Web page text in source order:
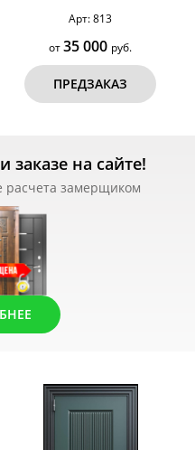
6012 (тип №3)
Арт: 813
от35 000 руб.
ПРЕДЗАКАЗ
на сайте!
расчета замерщиком